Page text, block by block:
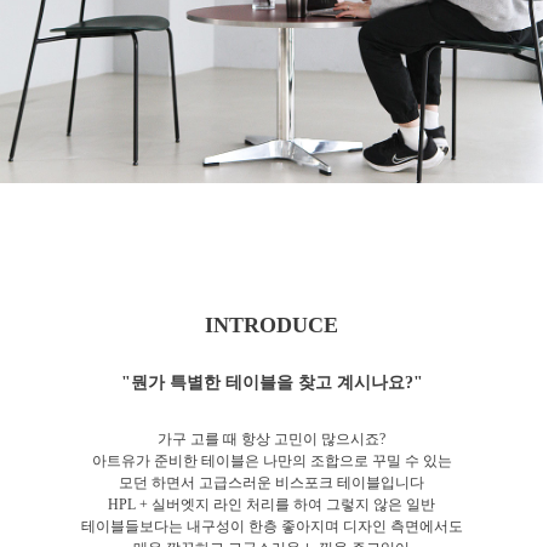
INTRODUCE
"뭔가 특별한 테이블을 찾고 계시나요?"
가구 고를 때 항상 고민이 많으시죠?
아트유가 준비한 테이블은 나만의 조합으로 꾸밀 수 있는
모던 하면서 고급스러운 비스포크 테이블입니다
HPL + 실버엣지 라인 처리를 하여 그렇지 않은 일반
테이블들보다는 내구성이 한층 좋아지며 디자인 측면에서도